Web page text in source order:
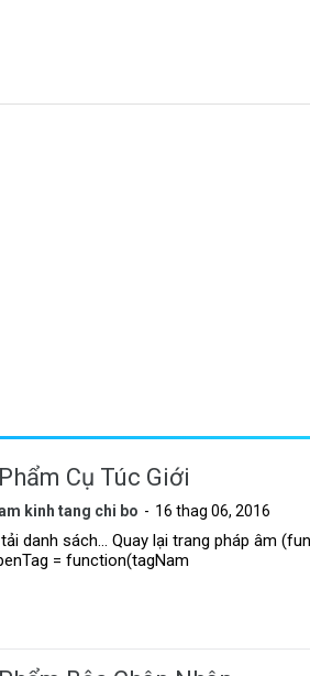
Cụ Túc Giới
kinh tang chi bo 16 thag 06, 2016
Quay lại trang pháp âm (function() {
= function(tagNam